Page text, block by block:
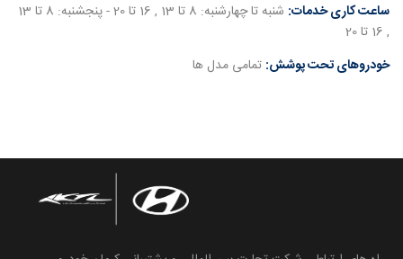
ساعت کاری خدمات:
شنبه تا چهارشنبه: 8 تا 13 , 16 تا 20 - پنجشنبه: 8 تا 13
, 16 تا 20
خودروهای تحت پوشش: تمامی مدل ها